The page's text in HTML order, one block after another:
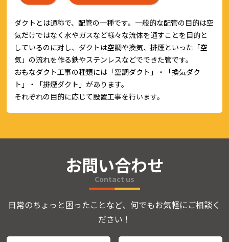
ダクトとは通称で、配管の一種です。一般的な配管の目的は空
気だけではなく水やガスなど様々な流体を通すことを目的と
しているのに対し、ダクトは空調や換気、排煙といった「空
気」の流れを作る鉄やステンレスなどでできた管です。
おもなダクト工事の種類には「空調ダクト」・「換気ダク
ト」・「排煙ダクト」があります。
それぞれの目的に応じて設置工事を行います。
お問い合わせ
Contact us
日常のちょっと困ったことなど、何でもお気軽にご相談く
ださい！